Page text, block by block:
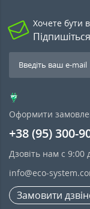
Хочете бути в
Оформити
+38 (95) 300-
Дзовіть нам с 9:00
info@eco-
Замовити